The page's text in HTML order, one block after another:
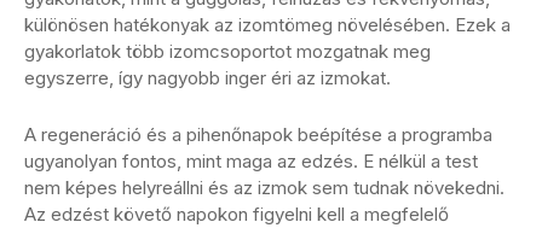
különösen hatékonyak az izomtömeg növelésében. Ezek a
gyakorlatok több izomcsoportot mozgatnak meg
egyszerre, így nagyobb inger éri az izmokat.
A regeneráció és a pihenőnapok beépítése a programba
ugyanolyan fontos, mint maga az edzés. E nélkül a test
nem képes helyreállni és az izmok sem tudnak növekedni.
Az edzést követő napokon figyelni kell a megfelelő